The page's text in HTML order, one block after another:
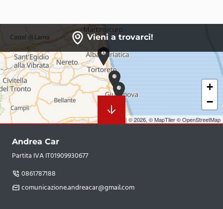
Vieni a trovarci!
+
−
| © 2026, © MapTiler© OpenStreetMap
Andrea Car
Partita IVA IT01909930677
0861787188
comunicazione.andreacar@gmail.com